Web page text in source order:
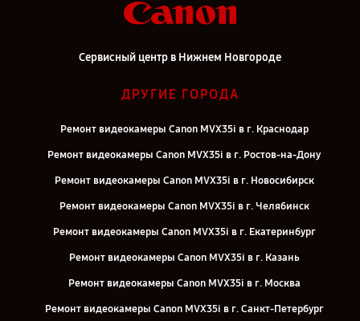
Сервисный центр в Нижнем Новгороде
ДРУГИЕ ГОРОДА
Ремонт видеокамеры Canon MVX35i в г. Краснодар
Ремонт видеокамеры Canon MVX35i в г. Ростов-на-Дону
Ремонт видеокамеры Canon MVX35i в г. Новосибирск
Ремонт видеокамеры Canon MVX35i в г. Челябинск
Ремонт видеокамеры Canon MVX35i в г. Екатеринбург
Ремонт видеокамеры Canon MVX35i в г. Казань
Ремонт видеокамеры Canon MVX35i в г. Москва
Ремонт видеокамеры Canon MVX35i в г. Санкт-Петербург